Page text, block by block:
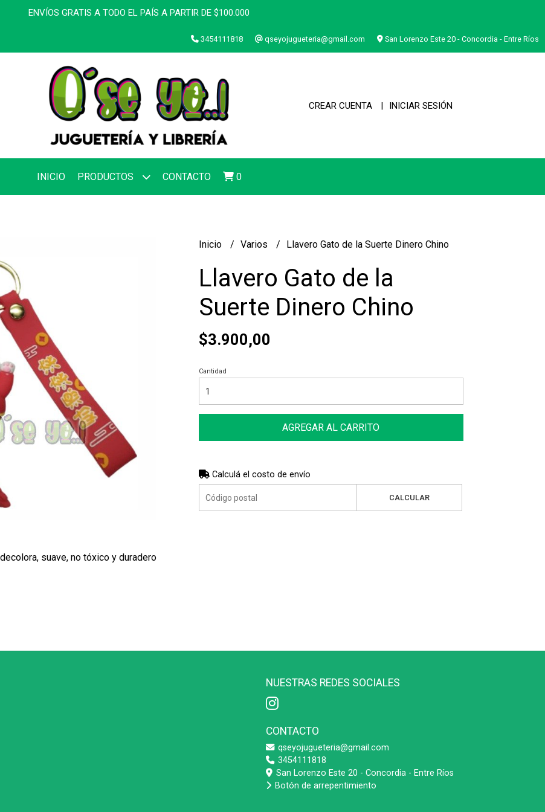
ENVÍOS GRATIS A TODO EL PAÍS A PARTIR DE $100.000
3454111818 qseyojugueteria@gmail.com San Lorenzo Este 20 - Concordia - Entre Ríos
CREAR CUENTA INICIAR SESIÓN
INICIO PRODUCTOS CONTACTO 0
suave, no tóxico y duradero
Inicio Varios Llavero Gato de la Suerte Dinero Chino
Llavero Gato de la
Suerte Dinero Chino
$3.900,00
Cantidad
AGREGAR AL CARRITO
Calculá el costo de envío
CALCULAR
NUESTRAS REDES SOCIALES
CONTACTO
qseyojugueteria@gmail.com
3454111818
San Lorenzo Este 20 - Concordia - Entre Ríos
Botón de arrepentimiento